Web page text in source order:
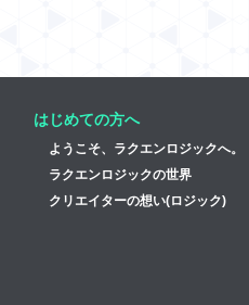
はじめての方へ
ようこそ、ラクエンロジックへ。
ラクエンロジックの世界
クリエイターの想い(ロジック)